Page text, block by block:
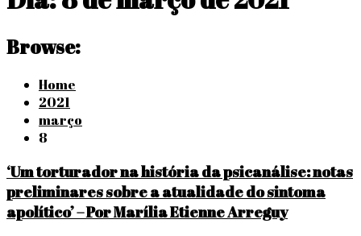
Browse:
Home
2021
março
8
‘Um torturador na história da psicanálise: notas
preliminares sobre a atualidade do sintoma
apolítico’ – Por Marília Etienne Arreguy